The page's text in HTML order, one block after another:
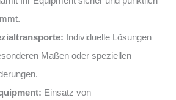
Individuelle Lösungen
Maßen oder speziellen
Einsatz von